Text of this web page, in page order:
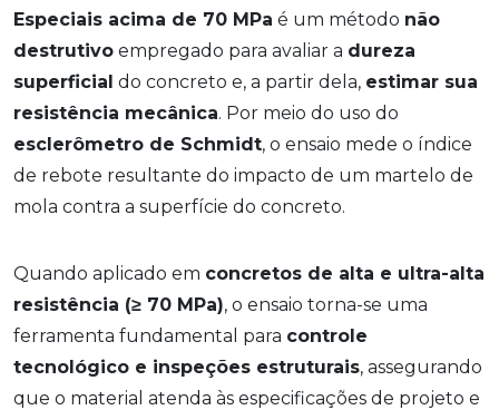
Especiais acima de 70 MPa é um método não
destrutivo empregado para avaliar a dureza
superficial do concreto e, a partir dela, estimar sua
resistência mecânica. Por meio do uso do
esclerômetro de Schmidt, o ensaio mede o índice
de rebote resultante do impacto de um martelo de
mola contra a superfície do concreto.
Quando aplicado em concretos de alta e ultra-alta
resistência (≥ 70 MPa), o ensaio torna-se uma
ferramenta fundamental para controle
tecnológico e inspeções estruturais, assegurando
que o material atenda às especificações de projeto e